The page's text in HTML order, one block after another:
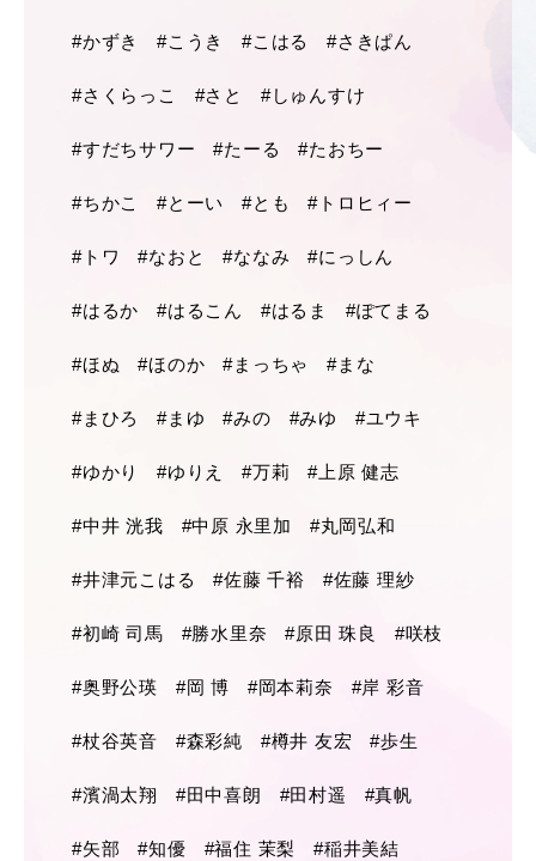
#かずき #こうき #こはる #さきぱん
#さくらっこ #さと #しゅんすけ
#すだちサワー #たーる #たおちー
#ちかこ #とーい #とも #トロヒィー
#トワ #なおと #ななみ #にっしん
#はるか #はるこん #はるま #ぽてまる
#ほぬ #ほのか #まっちゃ #まな
#まひろ #まゆ #みの #みゆ #ユウキ
#ゆかり #ゆりえ #万莉 #上原 健志
#中井 洸我 #中原 永里加 #丸岡弘和
#井津元こはる #佐藤 千裕 #佐藤 理紗
#初崎 司馬 #勝水里奈 #原田 珠良 #咲枝
#奥野公瑛 #岡 博 #岡本莉奈 #岸 彩音
#杖谷英音 #森彩純 #樽井 友宏 #歩生
#濱渦太翔 #田中喜朗 #田村遥 #真帆
#矢部 #知優 #福住 茉梨 #稲井美結